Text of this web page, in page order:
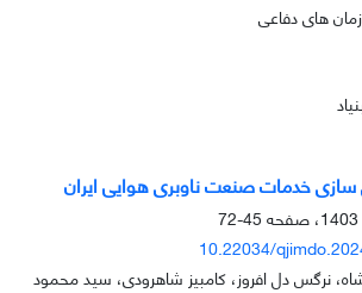
خدمات صنعت ناوبری هوایی ایران
45-72
10.22034/
نرگس دل افروز، کامبیز شاهرودی، سید محمود